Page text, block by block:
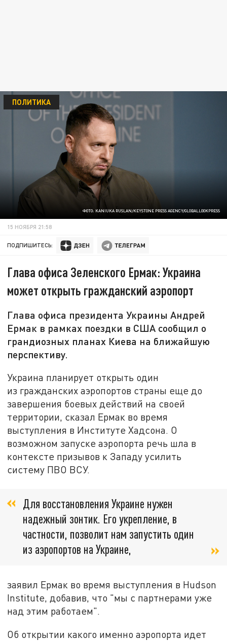
ФОТО: KANIUKA RUSLAN/KEYSTONE PRESS AGENCY/GLOBALLOOKPRESS
ПОЛИТИКА
15 НОЯБРЯ 21:58
ПОДПИШИТЕСЬ:
Глава офиса Зеленского Ермак: Украина
может открыть гражданский аэропорт
Глава офиса президента Украины Андрей
Ермак в рамках поездки в США сообщил о
грандиозных планах Киева на ближайшую
перспективу.
Украина планирует открыть один
из гражданских аэропортов страны еще до
завершения боевых действий на своей
территории, сказал Ермак во время
выступления в Институте Хадсона. О
возможном запуске аэропорта речь шла в
контексте призывов к Западу усилить
систему ПВО ВСУ.
Для восстановления Украине нужен
надежный зонтик. Его укрепление, в
частности, позволит нам запустить один
из аэропортов на Украине,
заявил Ермак во время выступления в Hudson
Institute, добавив, что "мы с партнерами уже
над этим работаем".
Об открытии какого именно аэропорта идет